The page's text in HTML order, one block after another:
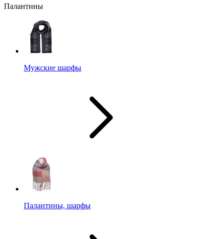
Палантины
Мужские шарфы
Палантины, шарфы